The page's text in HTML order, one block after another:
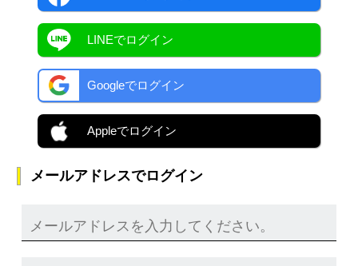
LINEでログイン
Googleでログイン
Appleでログイン
メールアドレスでログイン